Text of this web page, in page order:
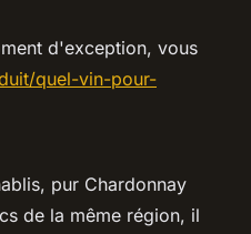
d'exception, vous
quel-vin-pour-
pur Chardonnay
de la même région, il